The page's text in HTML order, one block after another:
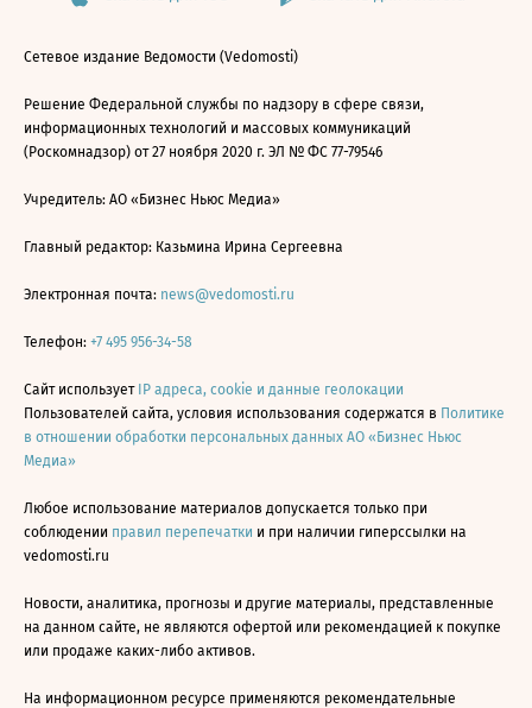
Сетевое издание Ведомости (Vedomosti)
Решение Федеральной службы по надзору в сфере связи,
информационных технологий и массовых коммуникаций
(Роскомнадзор) от 27 ноября 2020 г. ЭЛ № ФС 77-79546
Учредитель: АО «Бизнес Ньюс Медиа»
Главный редактор: Казьмина Ирина Сергеевна
Электронная почта: news@vedomosti.ru
Телефон: +7 495 956-34-58
Сайт использует IP адреса, cookie и данные геолокации
Пользователей сайта, условия использования содержатся в Политике
в отношении обработки персональных данных АО «Бизнес Ньюс
Медиа»
Любое использование материалов допускается только при
соблюдении правил перепечатки и при наличии гиперссылки на
vedomosti.ru
Новости, аналитика, прогнозы и другие материалы, представленные
на данном сайте, не являются офертой или рекомендацией к покупке
или продаже каких-либо активов.
На информационном ресурсе применяются рекомендательные